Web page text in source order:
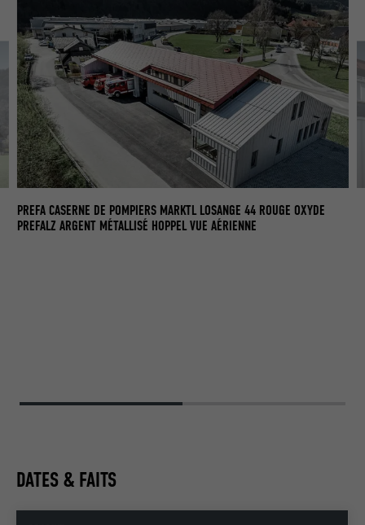
PREFA CASERNE DE POMPIERS MARKTL LOSANGE 44 ROUGE OXYDE
PREFALZ ARGENT MÉTALLISÉ HOPPEL VUE AÉRIENNE
DATES & FAITS